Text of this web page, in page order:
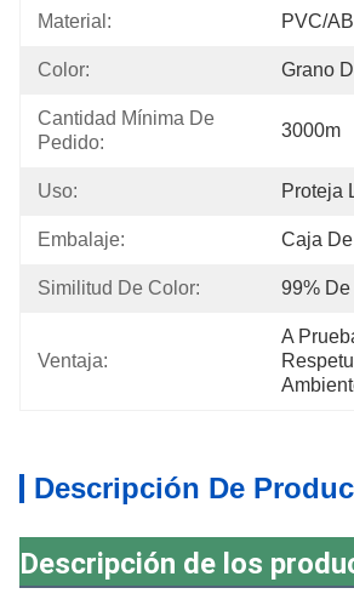
Material: PVC/
Color: Grano
Cantidad Mínima De
Pedido:
3000m
Uso: Proteja
Embalaje: Caja
Similitud De Color: 99%
Ventaja:
A
Descripción De
Descripción de los